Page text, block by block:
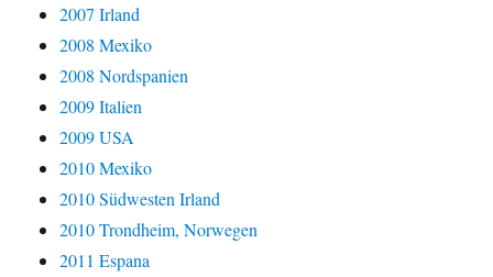
2007 Irland
2008 Mexiko
2008 Nordspanien
2009 Italien
2009 USA
2010 Mexiko
2010 Südwesten Irland
2010 Trondheim, Norwegen
2011 Espana